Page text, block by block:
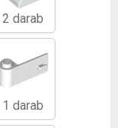
2 darab
1 darab